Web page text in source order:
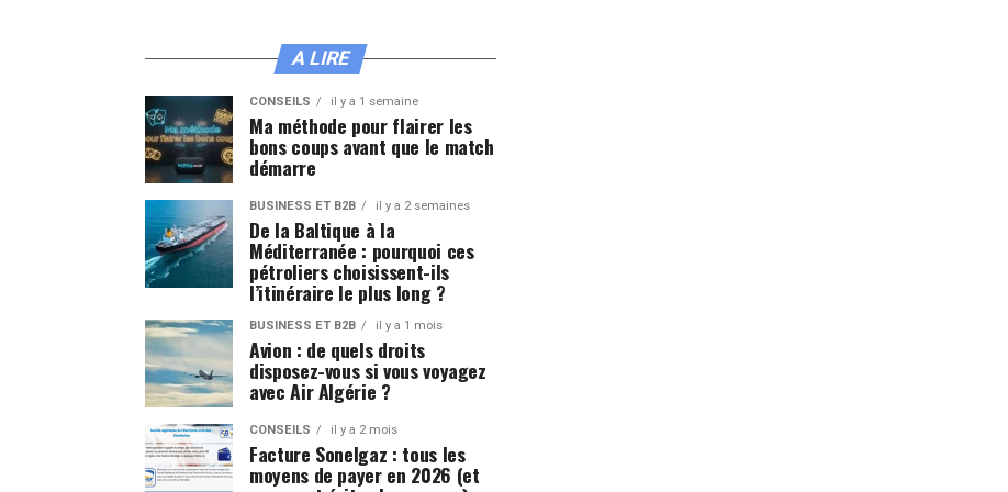
A LIRE
CONSEILS il y a 1 semaine
Ma méthode pour flairer les
bons coups avant que le match
démarre
BUSINESS ET B2B il y a 2 semaines
De la Baltique à la
Méditerranée : pourquoi ces
pétroliers choisissent-ils
l’itinéraire le plus long ?
BUSINESS ET B2B il y a 1 mois
Avion : de quels droits
disposez-vous si vous voyagez
avec Air Algérie ?
CONSEILS il y a 2 mois
Facture Sonelgaz : tous les
moyens de payer en 2026 (et